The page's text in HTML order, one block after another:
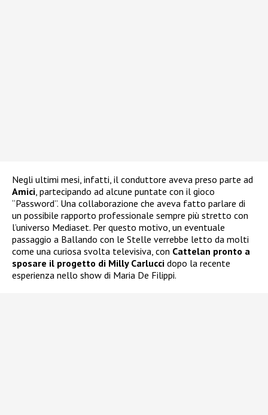
Negli ultimi mesi, infatti, il conduttore aveva preso parte ad
Amici, partecipando ad alcune puntate con il gioco
“Password”. Una collaborazione che aveva fatto parlare di
un possibile rapporto professionale sempre più stretto con
l’universo Mediaset. Per questo motivo, un eventuale
passaggio a Ballando con le Stelle verrebbe letto da molti
come una curiosa svolta televisiva, con Cattelan pronto a
sposare il progetto di Milly Carlucci dopo la recente
esperienza nello show di Maria De Filippi.